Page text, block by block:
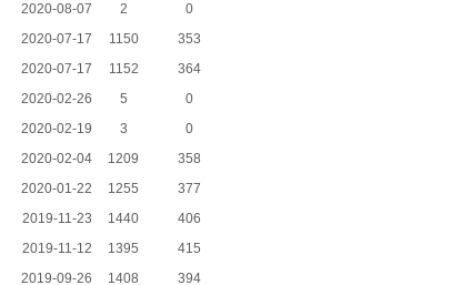
2020-08-07 2
0
2020-07-17 1150
353
2020-07-17 1152
364
2020-02-26 5
0
2020-02-19 3
0
2020-02-04 1209
358
2020-01-22 1255
377
2019-11-23 1440
406
2019-11-12 1395
415
2019-09-26 1408
394